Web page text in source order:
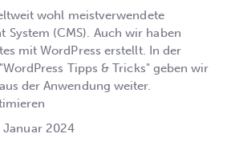
wohl meistverwendete
System (CMS). Auch wir haben
mit WordPress erstellt. In der
Tipps & Tricks" geben wir
der Anwendung weiter.
Januar 2024